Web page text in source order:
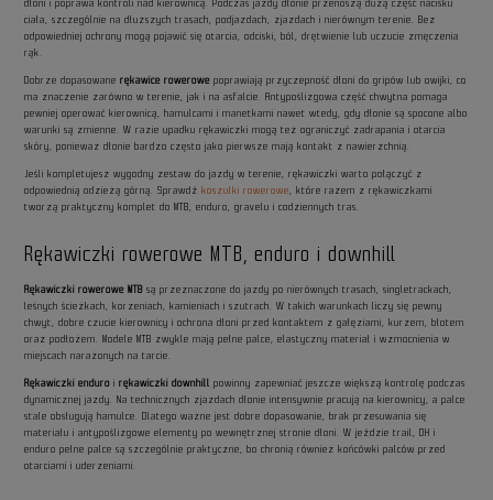
dłoni i poprawa kontroli nad kierownicą. Podczas jazdy dłonie przenoszą dużą część nacisku
ciała, szczególnie na dłuższych trasach, podjazdach, zjazdach i nierównym terenie. Bez
odpowiedniej ochrony mogą pojawić się otarcia, odciski, ból, drętwienie lub uczucie zmęczenia
rąk.
Dobrze dopasowanerękawice rowerowe poprawiają przyczepność dłoni do gripów lub owijki, co
ma znaczenie zarówno w terenie, jak i na asfalcie. Antypoślizgowa część chwytna pomaga
pewniej operować kierownicą, hamulcami i manetkami nawet wtedy, gdy dłonie są spocone albo
warunki są zmienne. W razie upadku rękawiczki mogą też ograniczyć zadrapania i otarcia
skóry, ponieważ dłonie bardzo często jako pierwsze mają kontakt z nawierzchnią.
Jeśli kompletujesz wygodny zestaw do jazdy w terenie, rękawiczki warto połączyć z
odpowiednią odzieżą górną. Sprawdź koszulki rowerowe, które razem z rękawiczkami
tworzą praktyczny komplet do MTB, enduro, gravelu i codziennych tras.
Rękawiczki rowerowe MTB, enduro i downhill
Rękawiczki rowerowe MTB są przeznaczone do jazdy po nierównych trasach, singletrackach,
leśnych ścieżkach, korzeniach, kamieniach i szutrach. W takich warunkach liczy się pewny
chwyt, dobre czucie kierownicy i ochrona dłoni przed kontaktem z gałęziami, kurzem, błotem
oraz podłożem. Modele MTB zwykle mają pełne palce, elastyczny materiał i wzmocnienia w
miejscach narażonych na tarcie.
Rękawiczki enduro irękawiczki downhill powinny zapewniać jeszcze większą kontrolę podczas
dynamicznej jazdy. Na technicznych zjazdach dłonie intensywnie pracują na kierownicy, a palce
stale obsługują hamulce. Dlatego ważne jest dobre dopasowanie, brak przesuwania się
materiału i antypoślizgowe elementy po wewnętrznej stronie dłoni. W jeździe trail, DH i
enduro pełne palce są szczególnie praktyczne, bo chronią również końcówki palców przed
otarciami i uderzeniami.